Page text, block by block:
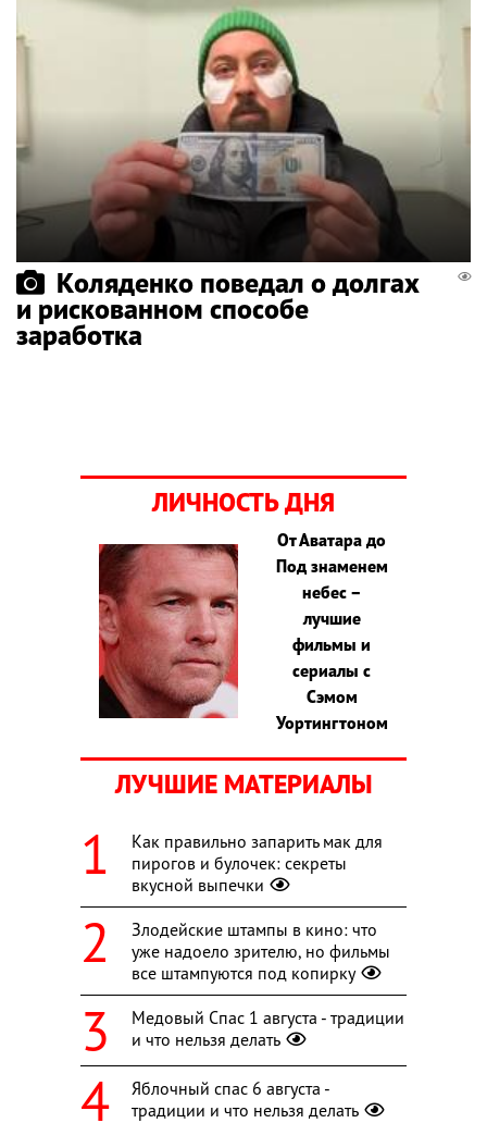
Коляденко поведал о долгах
и рискованном способе
заработка
ЛИЧНОСТЬ ДНЯ
От Аватара до
Под знаменем
небес –
лучшие
фильмы и
сериалы с
Сэмом
Уортингтоном
ЛУЧШИЕ МАТЕРИАЛЫ
Как правильно запарить мак для
пирогов и булочек: секреты
вкусной выпечки
Злодейские штампы в кино: что
уже надоело зрителю, но фильмы
все штампуются под копирку
Медовый Спас 1 августа - традиции
и что нельзя делать
Яблочный спас 6 августа -
традиции и что нельзя делать